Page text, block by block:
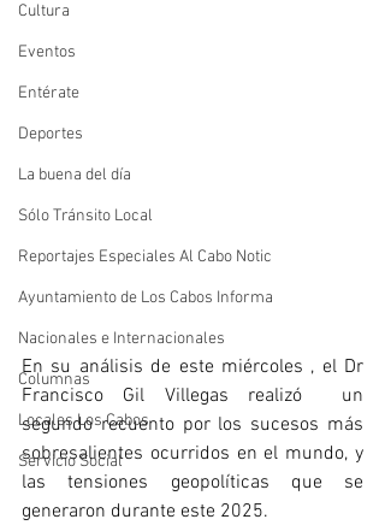
Cultura
Eventos
Entérate
Deportes
La buena del día
Sólo Tránsito Local
Reportajes Especiales Al Cabo Notic
Ayuntamiento de Los Cabos Informa
Nacionales e Internacionales
Columnas
Locales Los Cabos
Servicio Social
En su análisis de este miércoles , el Dr
Francisco Gil Villegas realizó  un
segundo recuento por los sucesos más
sobresalientes ocurridos en el mundo, y
las tensiones geopolíticas que se
generaron durante este 2025.